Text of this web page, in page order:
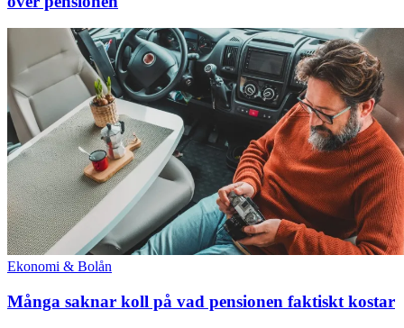
Ekonomi & Bolån
Många saknar koll på vad pensionen faktiskt kostar